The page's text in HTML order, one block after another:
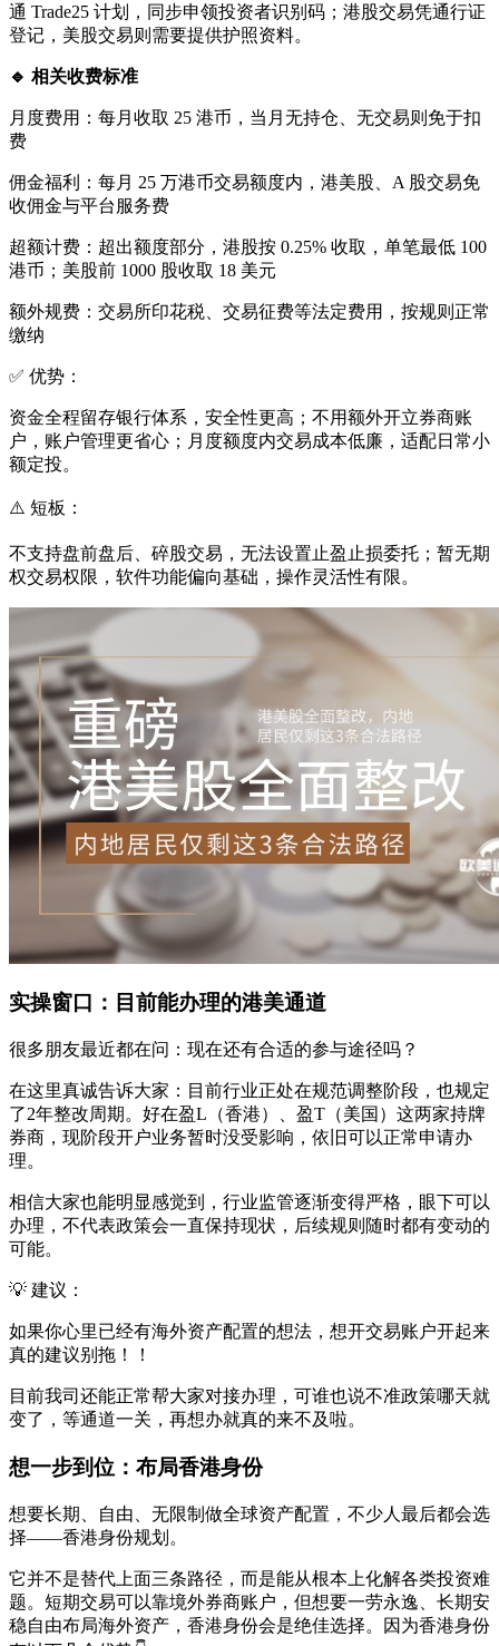
通 Trade25 计划，同步申领投资者识别码；港股交易凭通行证
登记，美股交易则需要提供护照资料。
🔹 相关收费标准
月度费用：每月收取 25 港币，当月无持仓、无交易则免于扣
费
佣金福利：每月 25 万港币交易额度内，港美股、A 股交易免
收佣金与平台服务费
超额计费：超出额度部分，港股按 0.25% 收取，单笔最低 100
港币；美股前 1000 股收取 18 美元
额外规费：交易所印花税、交易征费等法定费用，按规则正常
缴纳
✅ 优势：
资金全程留存银行体系，安全性更高；不用额外开立券商账
户，账户管理更省心；月度额度内交易成本低廉，适配日常小
额定投。
⚠️ 短板：
不支持盘前盘后、碎股交易，无法设置止盈止损委托；暂无期
权交易权限，软件功能偏向基础，操作灵活性有限。
实操窗口：目前能办理的港美通道
很多朋友最近都在问：现在还有合适的参与途径吗？
在这里真诚告诉大家：目前行业正处在规范调整阶段，也规定
了2年整改周期。好在盈L（香港）、盈T（美国）这两家持牌
券商，现阶段开户业务暂时没受影响，依旧可以正常申请办
理。
相信大家也能明显感觉到，行业监管逐渐变得严格，眼下可以
办理，不代表政策会一直保持现状，后续规则随时都有变动的
可能。
💡 建议：
如果你心里已经有海外资产配置的想法，想开交易账户开起来
真的建议别拖！！
目前我司还能正常帮大家对接办理，可谁也说不准政策哪天就
变了，等通道一关，再想办就真的来不及啦。
想一步到位：布局香港身份
想要长期、自由、无限制做全球资产配置，不少人最后都会选
择——香港身份规划。
它并不是替代上面三条路径，而是能从根本上化解各类投资难
题。短期交易可以靠境外券商账户，但想要一劳永逸、长期安
稳自由布局海外资产，香港身份会是绝佳选择。因为香港身份